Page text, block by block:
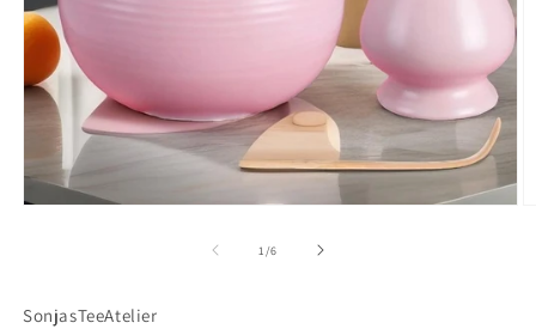
1/von
6
SonjasTeeAtelier